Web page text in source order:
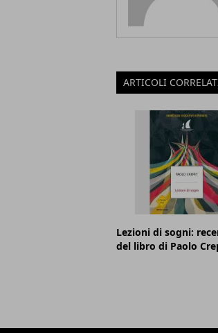
ARTICOLI
Lezioni di sogni:
del libro di Paolo